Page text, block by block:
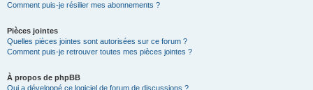
Comment puis-je résilier mes abonnements ?
Pièces jointes
Quelles pièces jointes sont autorisées sur ce forum ?
Comment puis-je retrouver toutes mes pièces jointes ?
À propos de phpBB
Qui a développé ce logiciel de forum de discussions ?